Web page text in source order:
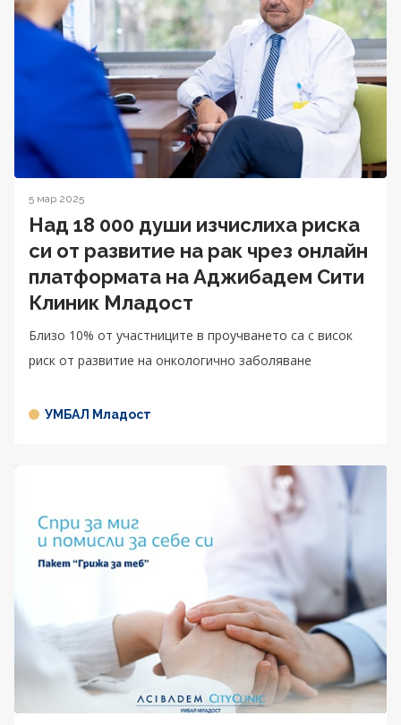
5 мар 2025
Над 18 000 души изчислиха риска
си от развитие на рак чрез онлайн
платформата на Аджибадем Сити
Клиник Младост
Близо 10% от участниците в проучването са с висок
риск от развитие на онкологично заболяване
УМБАЛ Младост